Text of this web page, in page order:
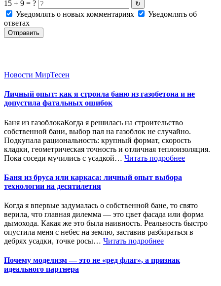
15 + 9 = ? ↻
Уведомлять о новых комментариях
Уведомлять об
ответах
Отправить
Новости МирТесен
Личный опыт: как я строила баню из газобетона и не
допустила фатальных ошибок
Баня из газоблокаКогда я решилась на строительство
собственной бани, выбор пал на газоблок не случайно.
Подкупала рациональность: крупный формат, скорость
кладки, геометрическая точность и отличная теплоизоляция.
Пока соседи мучились с усадкой… Читать подробнее
Баня из бруса или каркаса: личный опыт выбора
технологии на десятилетия
Когда я впервые задумалась о собственной бане, то свято
верила, что главная дилемма — это цвет фасада или форма
дымохода. Какая же это была наивность. Реальность быстро
опустила меня с небес на землю, заставив разбираться в
дебрях усадки, точке росы… Читать подробнее
Почему моделизм — это не «ред флаг», а признак
идеального партнера